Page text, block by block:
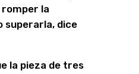
la
superarla, dice
la pieza de tres